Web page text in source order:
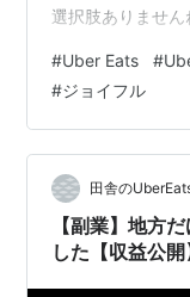
選択肢ありませ
た。 YouTuberヒ
イフルとのコラボ
ていたので、 イ
理はこれら！ も
夫婦で別々に注
円！…
#Uber Eats #
#ジョイフル
田舎の
【副業】地方
した【収益公開